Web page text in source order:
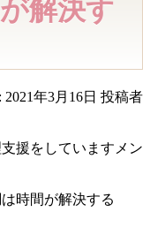
解決す
年3月16日 投稿者
援をしていますメン
時間が解決する